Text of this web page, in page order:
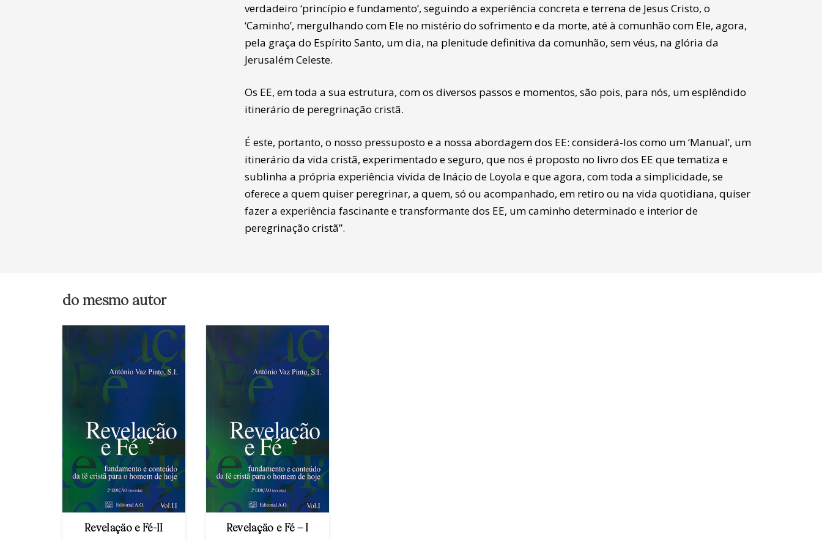
verdadeiro ‘princípio e fundamento’, seguindo a experiência concreta e terrena de Jesus Cristo, o
‘Caminho’, mergulhando com Ele no mistério do sofrimento e da morte, até à comunhão com Ele, agora,
pela graça do Espírito Santo, um dia, na plenitude definitiva da comunhão, sem véus, na glória da
Jerusalém Celeste.
Os EE, em toda a sua estrutura, com os diversos passos e momentos, são pois, para nós, um esplêndido
itinerário de peregrinação cristã.
É este, portanto, o nosso pressuposto e a nossa abordagem dos EE: considerá-los como um ‘Manual’, um
itinerário da vida cristã, experimentado e seguro, que nos é proposto no livro dos EE que tematiza e
sublinha a própria experiência vivida de Inácio de Loyola e que agora, com toda a simplicidade, se
oferece a quem quiser peregrinar, a quem, só ou acompanhado, em retiro ou na vida quotidiana, quiser
fazer a experiência fascinante e transformante dos EE, um caminho determinado e interior de
peregrinação cristã”.
do mesmo autor
Revelaçäo e Fé-II Revelaçäo e Fé – I